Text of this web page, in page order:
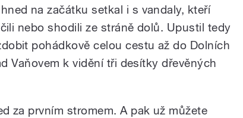
na začátku setkal i s vandaly, kteří
nebo shodili ze stráně dolů. Upustil tedy
pohádkově celou cestu až do Dolních
Vaňovem k vidění tři desítky dřevěných
za prvním stromem. A pak už můžete